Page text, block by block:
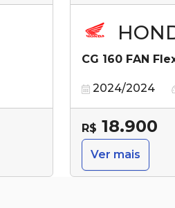
CG 160 FAN
2024/2024
R$ 18.900
Ver mais